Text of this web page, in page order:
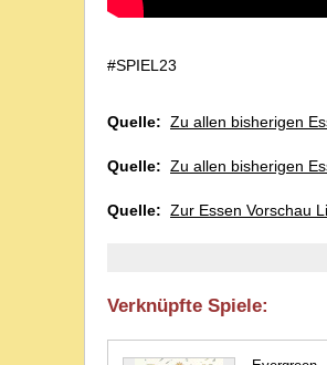
#SPIEL23
Quelle: Zu allen bisherigen
Quelle: Zu allen bisherigen
Quelle: Zur Essen Vorschau
Verknüpfte Spiele: